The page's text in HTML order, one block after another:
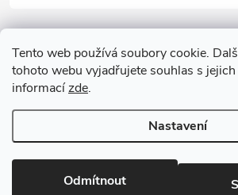
Tento web používá soubory cookie.
tohoto webu vyjadřujete souhlas s
informacízde.
Nastavení
Odmítnout
Copyright 2026ChovProgres.cz. Všechna
nastavení cookies